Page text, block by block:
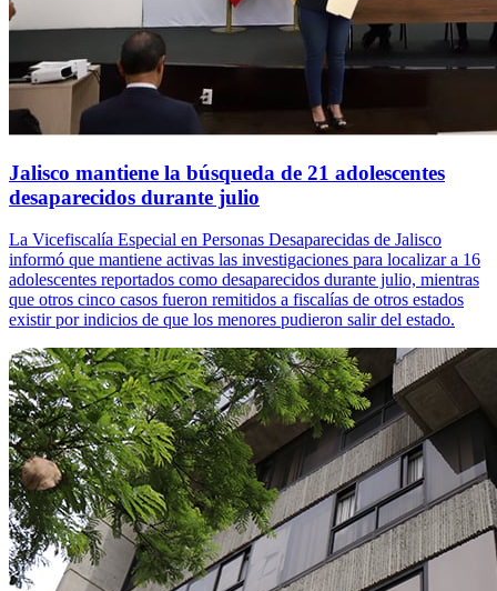
Jalisco mantiene la búsqueda de 21 adolescentes
desaparecidos durante julio
La Vicefiscalía Especial en Personas Desaparecidas de Jalisco
informó que mantiene activas las investigaciones para localizar a 16
adolescentes reportados como desaparecidos durante julio, mientras
que otros cinco casos fueron remitidos a fiscalías de otros estados
existir por indicios de que los menores pudieron salir del estado.